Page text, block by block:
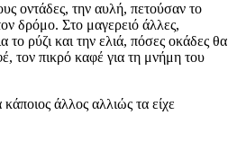
οντάδες, την αυλή, πετούσαν το
δρόμο. Στο μαγερειό άλλες,
το ρύζι και την ελιά, πόσες οκάδες θα
τον πικρό καφέ για τη μνήμη του
άλλος αλλιώς τα είχε